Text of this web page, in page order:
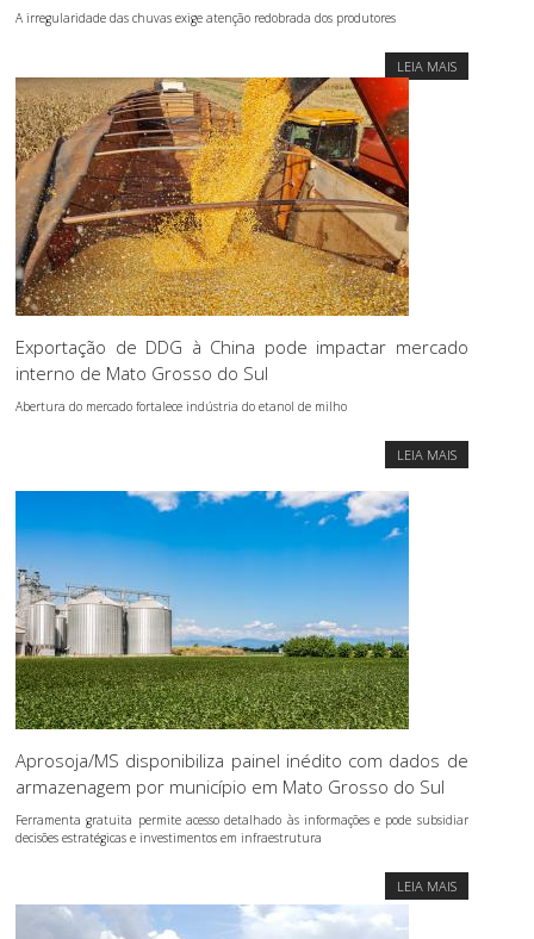
A irregularidade das chuvas exige atenção redobrada dos produtores
LEIA MAIS
Exportação de DDG à China pode impactar mercado
interno de Mato Grosso do Sul
Abertura do mercado fortalece indústria do etanol de milho
LEIA MAIS
Aprosoja/MS disponibiliza painel inédito com dados de
armazenagem por município em Mato Grosso do Sul
Ferramenta gratuita permite acesso detalhado às informações e pode subsidiar
decisões estratégicas e investimentos em infraestrutura
LEIA MAIS